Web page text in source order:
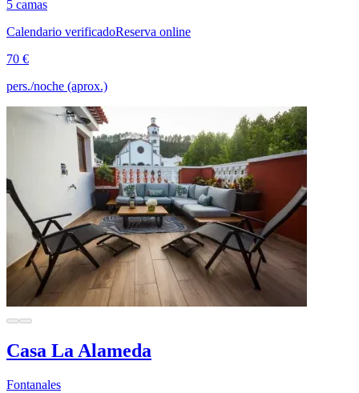
5 camas
Calendario verificadoReserva online
70 €
pers./noche (aprox.)
Casa La Alameda
Fontanales